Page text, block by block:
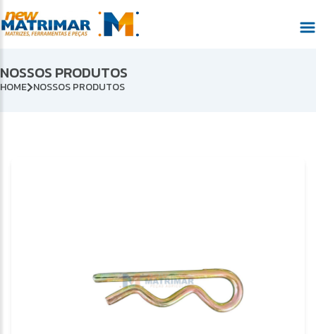
NOSSOS PRODUTOS
HOME NOSSOS PRODUTOS